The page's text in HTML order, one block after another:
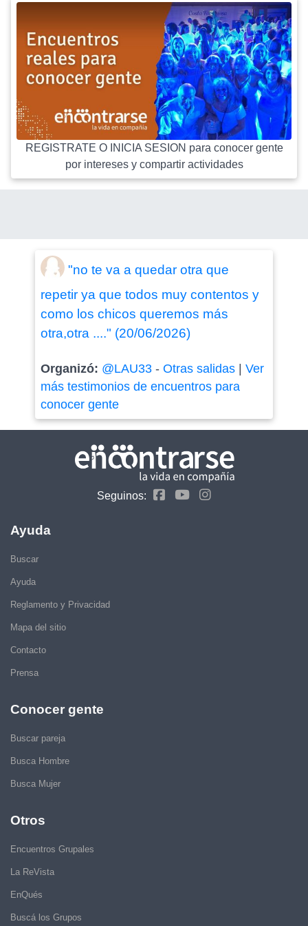
REGISTRATE O INICIA SESION para conocer gente
por intereses y compartir actividades
"no te va a quedar otra que
repetir ya que todos muy contentos y
como los chicos queremos más
otra,otra ...." (20/06/2026)
Organizó: @LAU33- Otras salidas| Ver
más testimonios de encuentros para
conocer gente
Seguinos:
Ayuda
Buscar
Ayuda
Reglamento y Privacidad
Mapa del sitio
Contacto
Prensa
Conocer gente
Buscar pareja
Busca Hombre
Busca Mujer
Otros
Encuentros Grupales
La ReVista
EnQués
Buscá los Grupos